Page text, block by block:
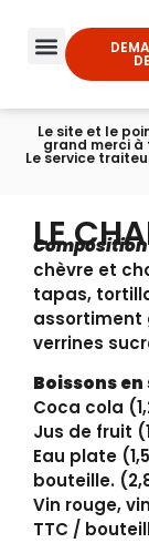
Le site et le
grand merci à
Le service
LE
Composition
chèvre et
tapas,
assortiment
verrines
Boissons
Coca cola
Jus de fruit
Eau plate
bouteille.
Vin rouge,
TTC /